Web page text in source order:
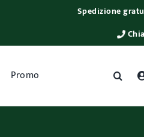
Spedizione
Promo